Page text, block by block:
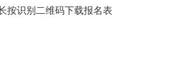
识别二维码下载报名表